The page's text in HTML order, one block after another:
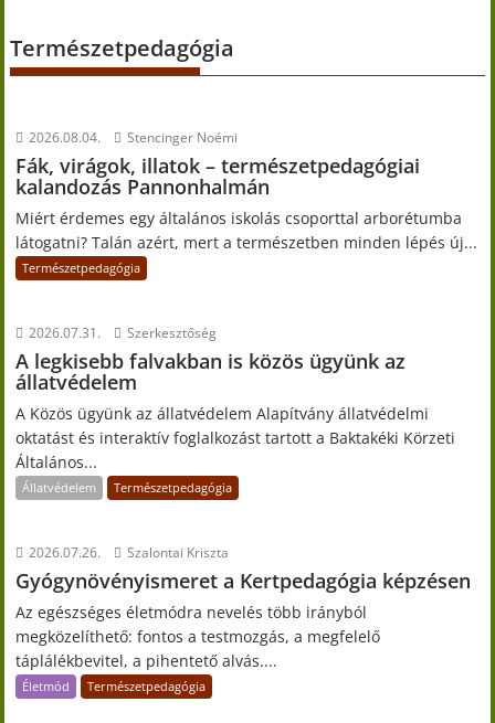
Természetpedagógia
2026.08.04. Stencinger Noémi
Fák, virágok, illatok – természetpedagógiai
kalandozás Pannonhalmán
Miért érdemes egy általános iskolás csoporttal arborétumba
látogatni? Talán azért, mert a természetben minden lépés új...
Természetpedagógia
2026.07.31. Szerkesztőség
A legkisebb falvakban is közös ügyünk az
állatvédelem
A Közös ügyünk az állatvédelem Alapítvány állatvédelmi
oktatást és interaktív foglalkozást tartott a Baktakéki Körzeti
Általános...
Állatvédelem Természetpedagógia
2026.07.26. Szalontai Kriszta
Gyógynövényismeret a Kertpedagógia képzésen
Az egészséges életmódra nevelés több irányból
megközelíthető: fontos a testmozgás, a megfelelő
táplálékbevitel, a pihentető alvás....
Életmód Természetpedagógia